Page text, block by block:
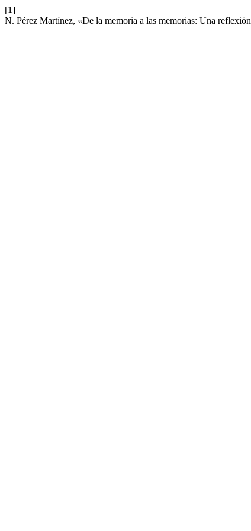
[1]
N. Pérez Martínez, «De la memoria a las memorias: Una